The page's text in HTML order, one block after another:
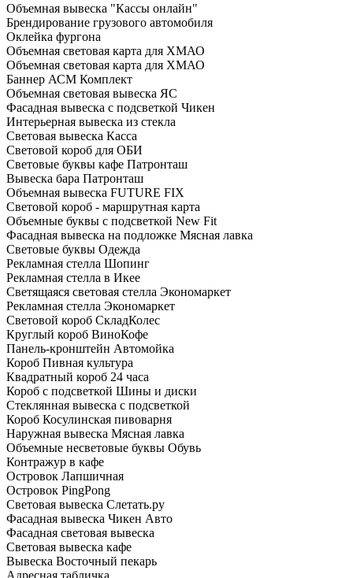
Объемная вывеска "Кассы онлайн"
Брендирование грузового автомобиля
Оклейка фургона
Объемная световая карта для ХМАО
Объемная световая карта для ХМАО
Баннер АСМ Комплект
Объемная световая вывеска ЯС
Фасадная вывеска с подсветкой Чикен
Интерьерная вывеска из стекла
Световая вывеска Касса
Световой короб для ОБИ
Световые буквы кафе Патронташ
Вывеска бара Патронташ
Объемная вывеска FUTURE FIX
Световой короб - маршрутная карта
Объемные буквы с подсветкой New Fit
Фасадная вывеска на подложке Мясная лавка
Световые буквы Одежда
Рекламная стелла Шопинг
Рекламная стелла в Икее
Светящаяся световая стелла Экономаркет
Рекламная стелла Экономаркет
Световой короб СкладКолес
Круглый короб ВиноКофе
Панель-кронштейн Автомойка
Короб Пивная культура
Квадратный короб 24 часа
Короб с подсветкой Шины и диски
Стеклянная вывеска с подсветкой
Короб Косулинская пивоварня
Наружная вывеска Мясная лавка
Объемные несветовые буквы Обувь
Контражур в кафе
Островок Лапшичная
Островок PingPong
Световая вывеска Слетать.ру
Фасадная вывеска Чикен Авто
Фасадная световая вывеска
Световая вывеска кафе
Вывеска Восточный пекарь
Адресная табличка